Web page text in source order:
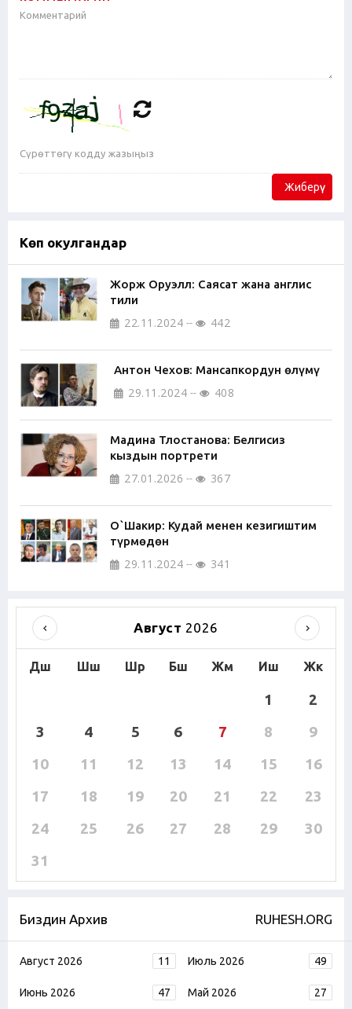
Жиберүү
Көп окулгандар
Жорж Оруэлл: Саясат жана англис
тили
22.11.2024 442
Антон Чехов: Мансапкордун өлүмү
29.11.2024 408
Мадина Тлостанова: Белгисиз
кыздын портрети
27.01.2026 367
О`Шакир: Кудай менен кезигиштим
түрмөдөн
29.11.2024 341
Август 2026
Дш Шш Шр Бш Жм Иш Жк
1
2
3
4 5 6 7 8
9
10
11 12 13 14 15
16
17
18 19 20 21 22
23
24
25 26 27 28 29
30
31
Биздин Архив RUHESH.ORG
Август 2026 11 Июль 2026 49
Июнь 2026 47 Май 2026 27